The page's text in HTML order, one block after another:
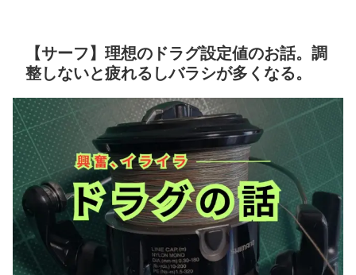
【サーフ】理想のドラグ設定値のお話。調
整しないと疲れるしバラシが多くなる。